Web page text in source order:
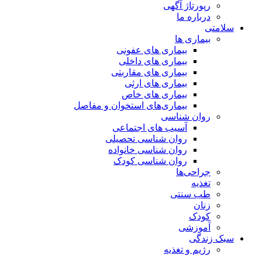
رپورتاژ آگهی
درباره ما
سلامتی
بیماری ها
بیماری های عفونی
بیماری های داخلی
بیماری های مقاربتی
بیماری های ارثی
بیماری های خاص
بیماری‌های استخوان و مفاصل
روان شناسی
آسیب های اجتماعی
روان شناسی تحصیلی
روان شناسی خانواده
روان شناسی کودک
جراحی‌ها
تغذیه
طب سنتی
زنان
کودک
آموزشی
سبک زندگی
رژیم و تغذیه